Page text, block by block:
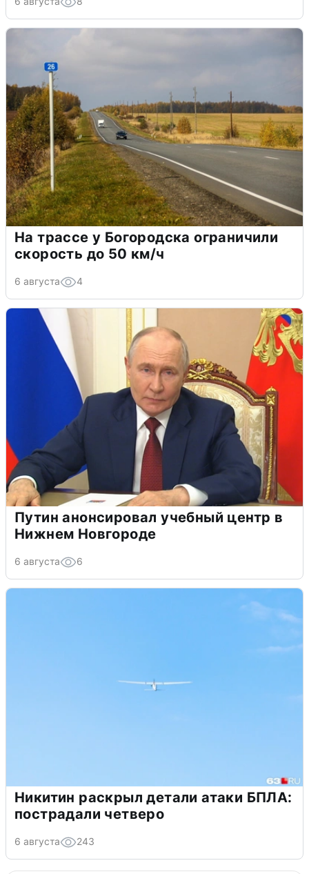
На трассе у Богородска ограничили
скорость до 50 км/ч
6 августа 4
Путин анонсировал учебный центр в
Нижнем Новгороде
6 августа 6
Никитин раскрыл детали атаки БПЛА:
пострадали четверо
6 августа 243